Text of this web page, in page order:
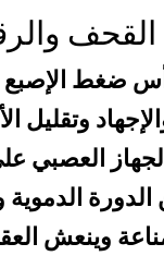
القحف
ضغط الإصبع
وتقليل
العصبي
الدورة
وينعش